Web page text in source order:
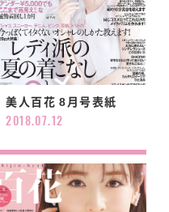
美人百花 8月号表紙
2018.07.12